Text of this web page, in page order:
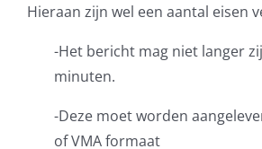
Hieraan zijn wel een aantal eisen
-Het bericht mag niet langer
minuten.
-Deze moet worden
of VMA formaat